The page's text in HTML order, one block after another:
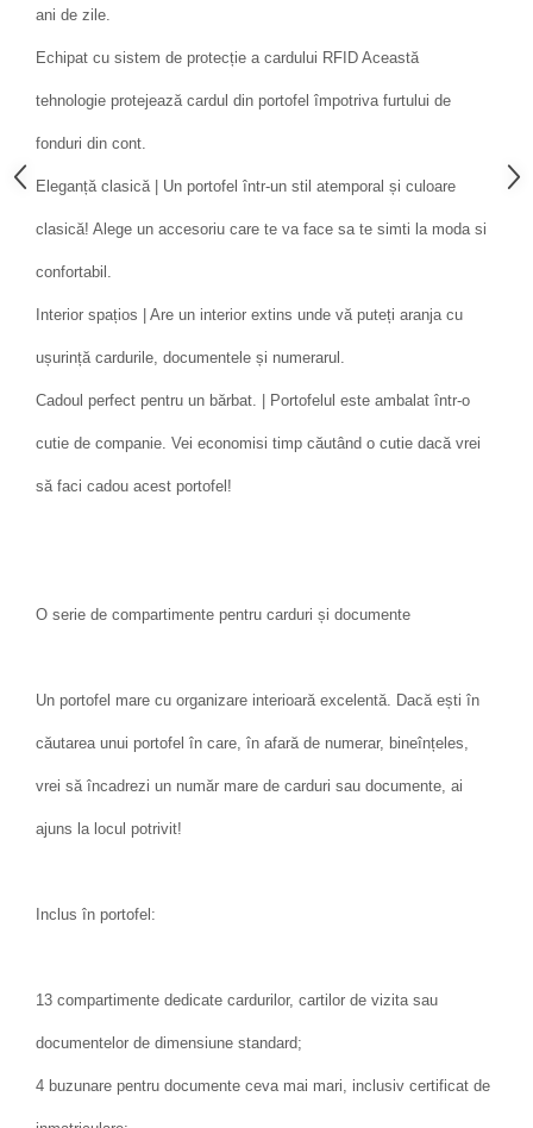
ani de zile.
Echipat cu sistem de protecție a cardului RFID Această
tehnologie protejează cardul din portofel împotriva furtului de
fonduri din cont.
Eleganță clasică | Un portofel într-un stil atemporal și culoare
clasică! Alege un accesoriu care te va face sa te simti la moda si
confortabil.
Interior spațios | Are un interior extins unde vă puteți aranja cu
ușurință cardurile, documentele și numerarul.
Cadoul perfect pentru un bărbat. | Portofelul este ambalat într-o
cutie de companie. Vei economisi timp căutând o cutie dacă vrei
să faci cadou acest portofel!
O serie de compartimente pentru carduri și documente
Un portofel mare cu organizare interioară excelentă. Dacă ești în
căutarea unui portofel în care, în afară de numerar, bineînțeles,
vrei să încadrezi un număr mare de carduri sau documente, ai
ajuns la locul potrivit!
Inclus în portofel:
13 compartimente dedicate cardurilor, cartilor de vizita sau
documentelor de dimensiune standard;
4 buzunare pentru documente ceva mai mari, inclusiv certificat de